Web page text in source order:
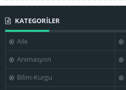
KATEGORİLER
Aile
Animasyon
Bilim-Kurgu